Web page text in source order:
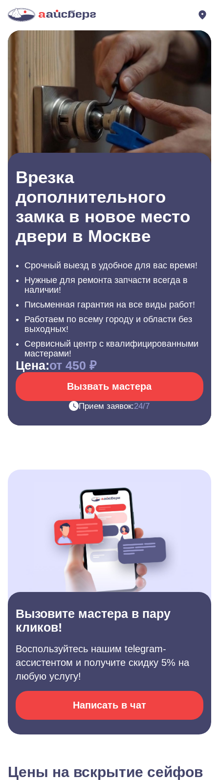
Врезка
дополнительного
замка в новое место
двери в Москве
Срочный выезд в удобное для вас время!
Нужные для ремонта запчасти всегда в
наличии!
Письменная гарантия на все виды работ!
Работаем по всему городу и области без
выходных!
Сервисный центр с квалифицированными
мастерами!
Цена:от 450 ₽
Вызвать мастера
Прием заявок:24/7
Вызовите мастера в пару
кликов!
Воспользуйтесь нашим telegram-
ассистентом и получите скидку 5% на
любую услугу!
Написать в чат
Цены на вскрытие сейфов